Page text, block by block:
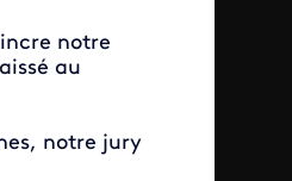
notre
au
notre jury